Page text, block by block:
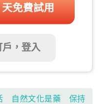
免費試用
戶，登入
自然文化是藥 保持